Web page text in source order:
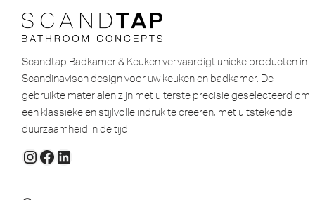
Scandtap Badkamer & Keuken vervaardigt unieke producten in
Scandinavisch design voor uw keuken en badkamer. De
gebruikte materialen zijn met uiterste precisie geselecteerd om
een ​​klassieke en stijlvolle indruk te creëren, met uitstekende
duurzaamheid in de tijd.